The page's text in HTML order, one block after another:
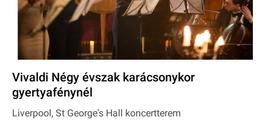
Vivaldi Négy évszak karácsonykor
gyertyafénynél
Liverpool, St George's Hall koncertterem